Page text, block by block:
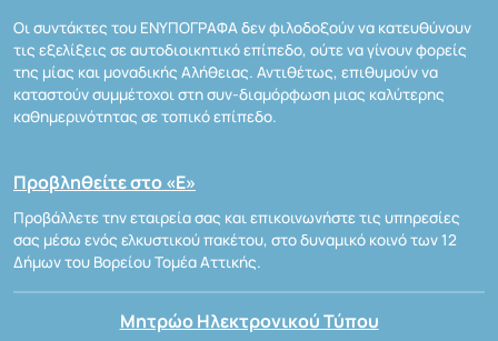
Οι συντάκτες του ΕΝΥΠΟΓΡΑΦΑ δεν φιλοδοξούν να κατευθύνουν
τις εξελίξεις σε αυτοδιοικητικό επίπεδο, ούτε να γίνουν φορείς
της μίας και μοναδικής Αλήθειας. Αντιθέτως, επιθυμούν να
καταστούν συμμέτοχοι στη συν-διαμόρφωση μιας καλύτερης
καθημερινότητας σε τοπικό επίπεδο.
Προβληθείτε στο «Ε»
Προβάλλετε την εταιρεία σας και επικοινωνήστε τις υπηρεσίες
σας μέσω ενός ελκυστικού πακέτου, στο δυναμικό κοινό των 12
Δήμων του Βορείου Τομέα Αττικής.
Μητρώο Ηλεκτρονικού Τύπου